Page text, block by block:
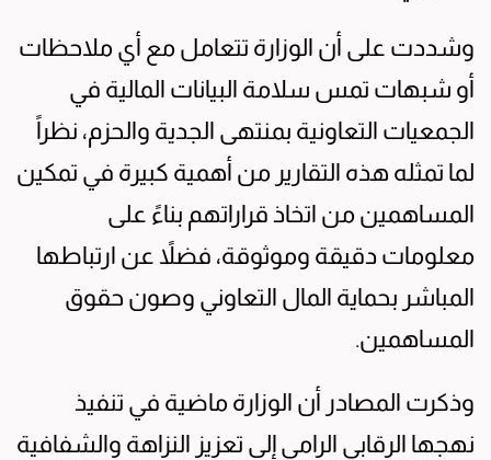
وشددت على أن الوزارة تتعامل مع أي ملاحظات
أو شبهات تمس سلامة البيانات المالية في
الجمعيات التعاونية بمنتهى الجدية والحزم، نظراً
لما تمثله هذه التقارير من أهمية كبيرة في تمكين
المساهمين من اتخاذ قراراتهم بناءً على
معلومات دقيقة وموثوقة، فضلاً عن ارتباطها
المباشر بحماية المال التعاوني وصون حقوق
المساهمين.
وذكرت المصادر أن الوزارة ماضية في تنفيذ
نهجها الرقابي الرامي إلى تعزيز النزاهة والشفافية